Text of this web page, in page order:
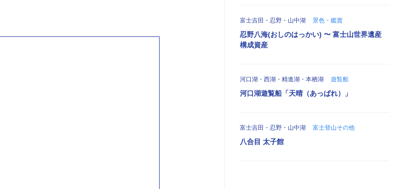
富士吉田・忍野・山中湖 景色・鑑賞
忍野八海(おしのはっかい) 〜 富士山世界遺産
構成資産
河口湖・西湖・精進湖・本栖湖 遊覧船
河口湖遊覧船「天晴（あっぱれ）」
富士吉田・忍野・山中湖 富士登山その他
八合目 太子館